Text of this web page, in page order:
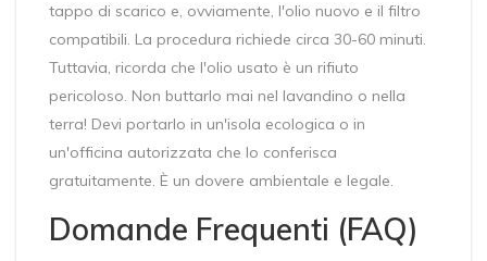
tappo di scarico e, ovviamente, l'olio nuovo e il filtro
compatibili. La procedura richiede circa 30-60 minuti.
Tuttavia, ricorda che l'olio usato è un rifiuto
pericoloso. Non buttarlo mai nel lavandino o nella
terra! Devi portarlo in un'isola ecologica o in
un'officina autorizzata che lo conferisca
gratuitamente. È un dovere ambientale e legale.
Domande Frequenti (FAQ)